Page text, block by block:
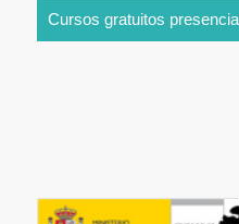
Cursos gratuitos